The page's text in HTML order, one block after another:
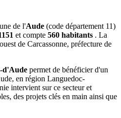
de l'Aude (code département 11)
et compte 560 habitants . La
de Carcassonne, préfecture de
d'Aude permet de bénéficier d'un
en région Languedoc-
intervient sur ce secteur et
des projets clés en main ainsi que